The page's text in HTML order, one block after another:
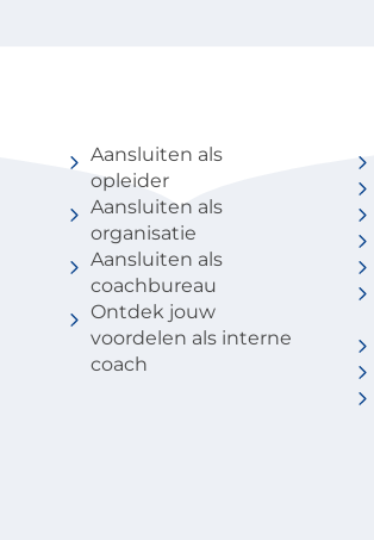
Aansluiten als
opleider
Aansluiten als
organisatie
Aansluiten als
coachbureau
Ontdek jouw
voordelen als interne
coach